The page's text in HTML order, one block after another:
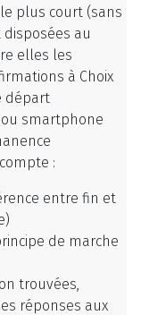
plus court (sans
au
elles les
à Choix
départ
ou smartphone
:
entre fin et
de marche
trouvées,
réponses aux